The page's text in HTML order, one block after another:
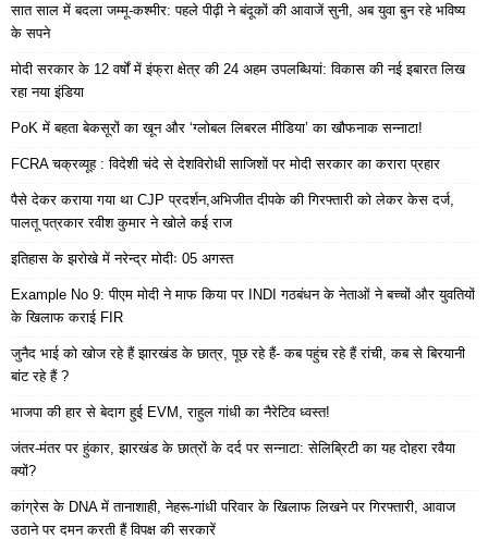
सात साल में बदला जम्मू-कश्मीर: पहले पीढ़ी ने बंदूकों की आवाजें सुनी, अब युवा बुन रहे भविष्य
के सपने
मोदी सरकार के 12 वर्षों में इंफ्रा क्षेत्र की 24 अहम उपलब्धियां: विकास की नई इबारत लिख
रहा नया इंडिया
PoK में बहता बेकसूरों का खून और ‘ग्लोबल लिबरल मीडिया’ का खौफनाक सन्नाटा!
FCRA चक्रव्यूह : विदेशी चंदे से देशविरोधी साजिशों पर मोदी सरकार का करारा प्रहार
पैसे देकर कराया गया था CJP प्रदर्शन,अभिजीत दीपके की गिरफ्तारी को लेकर केस दर्ज,
पालतू पत्रकार रवीश कुमार ने खोले कई राज
इतिहास के झरोखे में नरेन्द्र मोदीः 05 अगस्त
Example No 9: पीएम मोदी ने माफ किया पर INDI गठबंधन के नेताओं ने बच्चों और युवतियों
के खिलाफ कराई FIR
जुनैद भाई को खोज रहे हैं झारखंड के छात्र, पूछ रहे हैं- कब पहुंच रहे हैं रांची, कब से बिरयानी
बांट रहे हैं ?
भाजपा की हार से बेदाग हुई EVM, राहुल गांधी का नैरेटिव ध्वस्त!
जंतर-मंतर पर हुंकार, झारखंड के छात्रों के दर्द पर सन्नाटा: सेलिब्रिटी का यह दोहरा रवैया
क्यों?
कांग्रेस के DNA में तानाशाही, नेहरू-गांधी परिवार के खिलाफ लिखने पर गिरफ्तारी, आवाज
उठाने पर दमन करती हैं विपक्ष की सरकारें